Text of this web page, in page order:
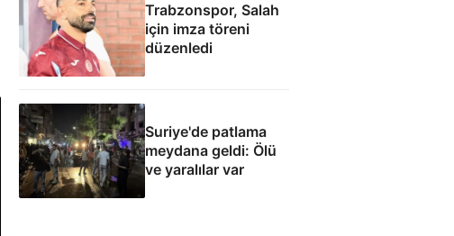
Trabzonspor, Salah
için imza töreni
düzenledi
Suriye'de patlama
meydana geldi: Ölü
ve yaralılar var